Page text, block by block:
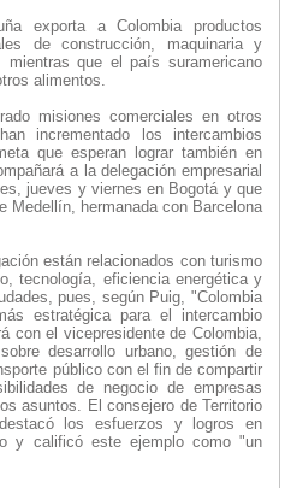
exporta a Colombia productos
de construcción, maquinaria y
mientras que el país suramericano
alimentos.
misiones comerciales en otros
incrementado los intercambios
que esperan lograr también en
a la delegación empresarial
jueves y viernes en Bogotá y que
Medellín, hermanada con Barcelona
están relacionados con turismo
tecnología, eficiencia energética y
pues, según Puig, "Colombia
estratégica para el intercambio
con el vicepresidente de Colombia,
desarrollo urbano, gestión de
público con el fin de compartir
de negocio de empresas
asuntos. El consejero de Territorio
los esfuerzos y logros en
y calificó este ejemplo como "un